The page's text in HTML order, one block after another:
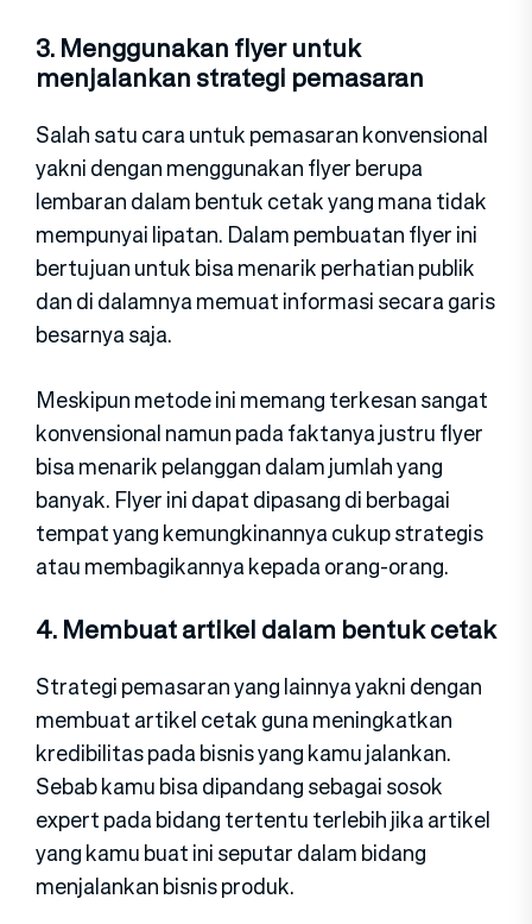
3. Menggunakan flyer untuk
menjalankan strategi pemasaran
Salah satu cara untuk pemasaran konvensional
yakni dengan menggunakan flyer berupa
lembaran dalam bentuk cetak yang mana tidak
mempunyai lipatan. Dalam pembuatan flyer ini
bertujuan untuk bisa menarik perhatian publik
dan di dalamnya memuat informasi secara garis
besarnya saja.
Meskipun metode ini memang terkesan sangat
konvensional namun pada faktanya justru flyer
bisa menarik pelanggan dalam jumlah yang
banyak. Flyer ini dapat dipasang di berbagai
tempat yang kemungkinannya cukup strategis
atau membagikannya kepada orang-orang.
4. Membuat artikel dalam bentuk cetak
Strategi pemasaran yang lainnya yakni dengan
membuat artikel cetak guna meningkatkan
kredibilitas pada bisnis yang kamu jalankan.
Sebab kamu bisa dipandang sebagai sosok
expert pada bidang tertentu terlebih jika artikel
yang kamu buat ini seputar dalam bidang
menjalankan bisnis produk.